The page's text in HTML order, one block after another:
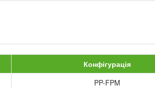
Конфігурація
PP-FPM